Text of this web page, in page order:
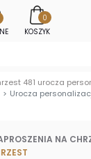
0
KOSZYK
481 urocza
Urocza
NA